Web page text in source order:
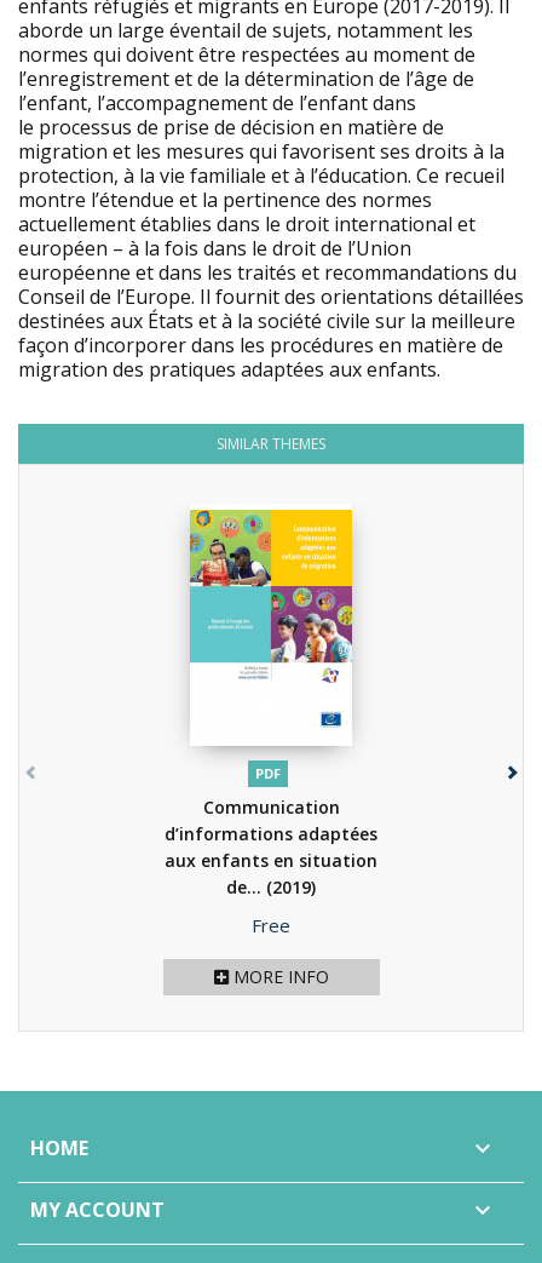
enfants réfugiés et migrants en Europe (2017-2019). Il
aborde un large éventail de sujets, notamment les
normes qui doivent être respectées au moment de
l’enregistrement et de la détermination de l’âge de
l’enfant, l’accompagnement de l’enfant dans
le processus de prise de décision en matière de
migration et les mesures qui favorisent ses droits à la
protection, à la vie familiale et à l’éducation. Ce recueil
montre l’étendue et la pertinence des normes
actuellement établies dans le droit international et
européen – à la fois dans le droit de l’Union
européenne et dans les traités et recommandations du
Conseil de l’Europe. Il fournit des orientations détaillées
destinées aux États et à la société civile sur la meilleure
façon d’incorporer dans les procédures en matière de
migration des pratiques adaptées aux enfants.
SIMILAR THEMES
PDF
Communication
d’informations adaptées
aux enfants en situation
de... (2019)
Price
Free
MORE INFO
HOME 
MY ACCOUNT 